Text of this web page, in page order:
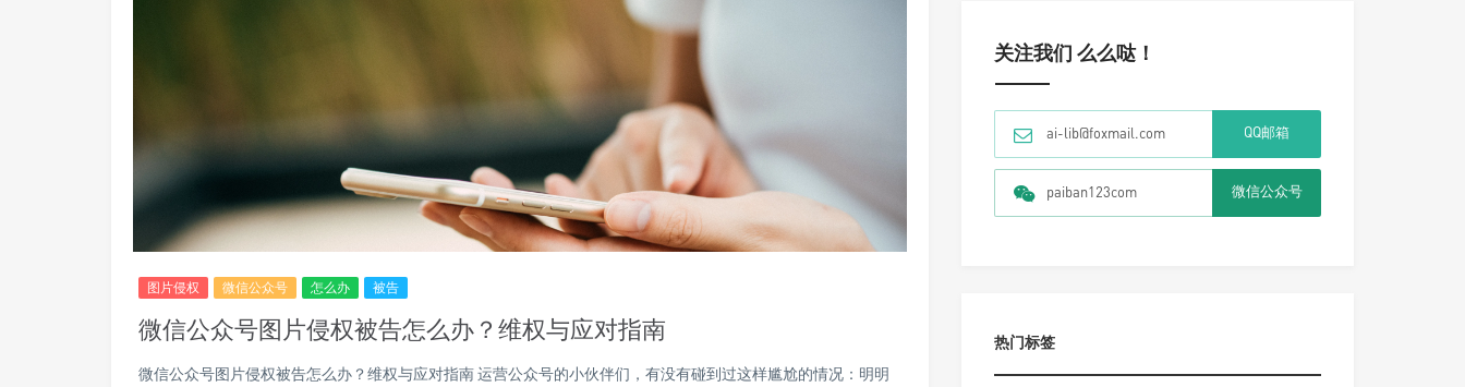
图片侵权 微信公众号 怎么办 被告
微信公众号图片侵权被告怎么办？维权与应对指南
微信公众号图片侵权被告怎么办？维权与应对指南 运营公众号的小伙伴们，有没有碰到过这样尴尬的情况：明明
关注我们 么么哒！
ai-lib@foxmail.com QQ邮箱
paiban123com 微信公众号
热门标签